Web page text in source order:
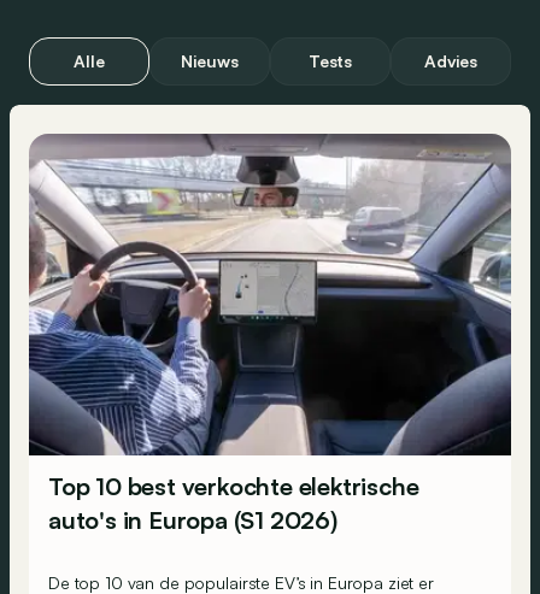
Alle Nieuws Tests Advies
Top 10 best verkochte elektrische
auto's in Europa (S1 2026)
De top 10 van de populairste EV’s in Europa ziet er